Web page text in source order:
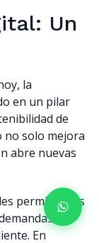
Un
la
en un pilar
de
no solo mejora
abre nuevas
permite a las
del
En